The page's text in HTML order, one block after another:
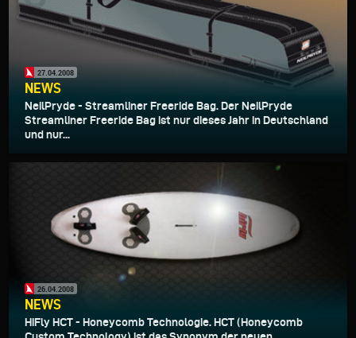
27.04.2008
NEWS
NeilPryde - Streamliner Freeride Bag. Der NeilPryde
Streamliner Freeride Bag ist nur dieses Jahr in Deutschland
und nur...
26.04.2008
NEWS
HiFly HCT - Honeycomb Technologie. HCT (Honeycomb